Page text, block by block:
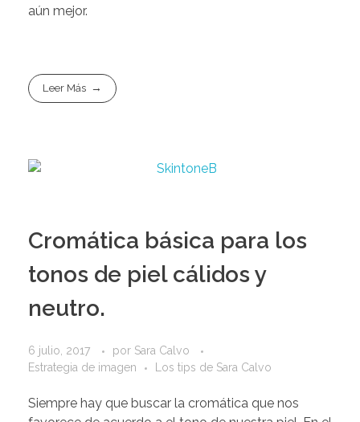
aún mejor.
Leer Más
Cromática básica para los
tonos de piel cálidos y
neutro.
6 julio, 2017 por Sara Calvo
Estrategia de imagen
Los tips de Sara Calvo
Siempre hay que buscar la cromática que nos